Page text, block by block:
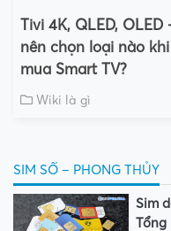
Tivi 4K, QLED, OLED
nên chọn loại nào khi
mua Smart TV?
Wiki là gì
SIM SỐ – PHONG THỦY
Sim
Tổng